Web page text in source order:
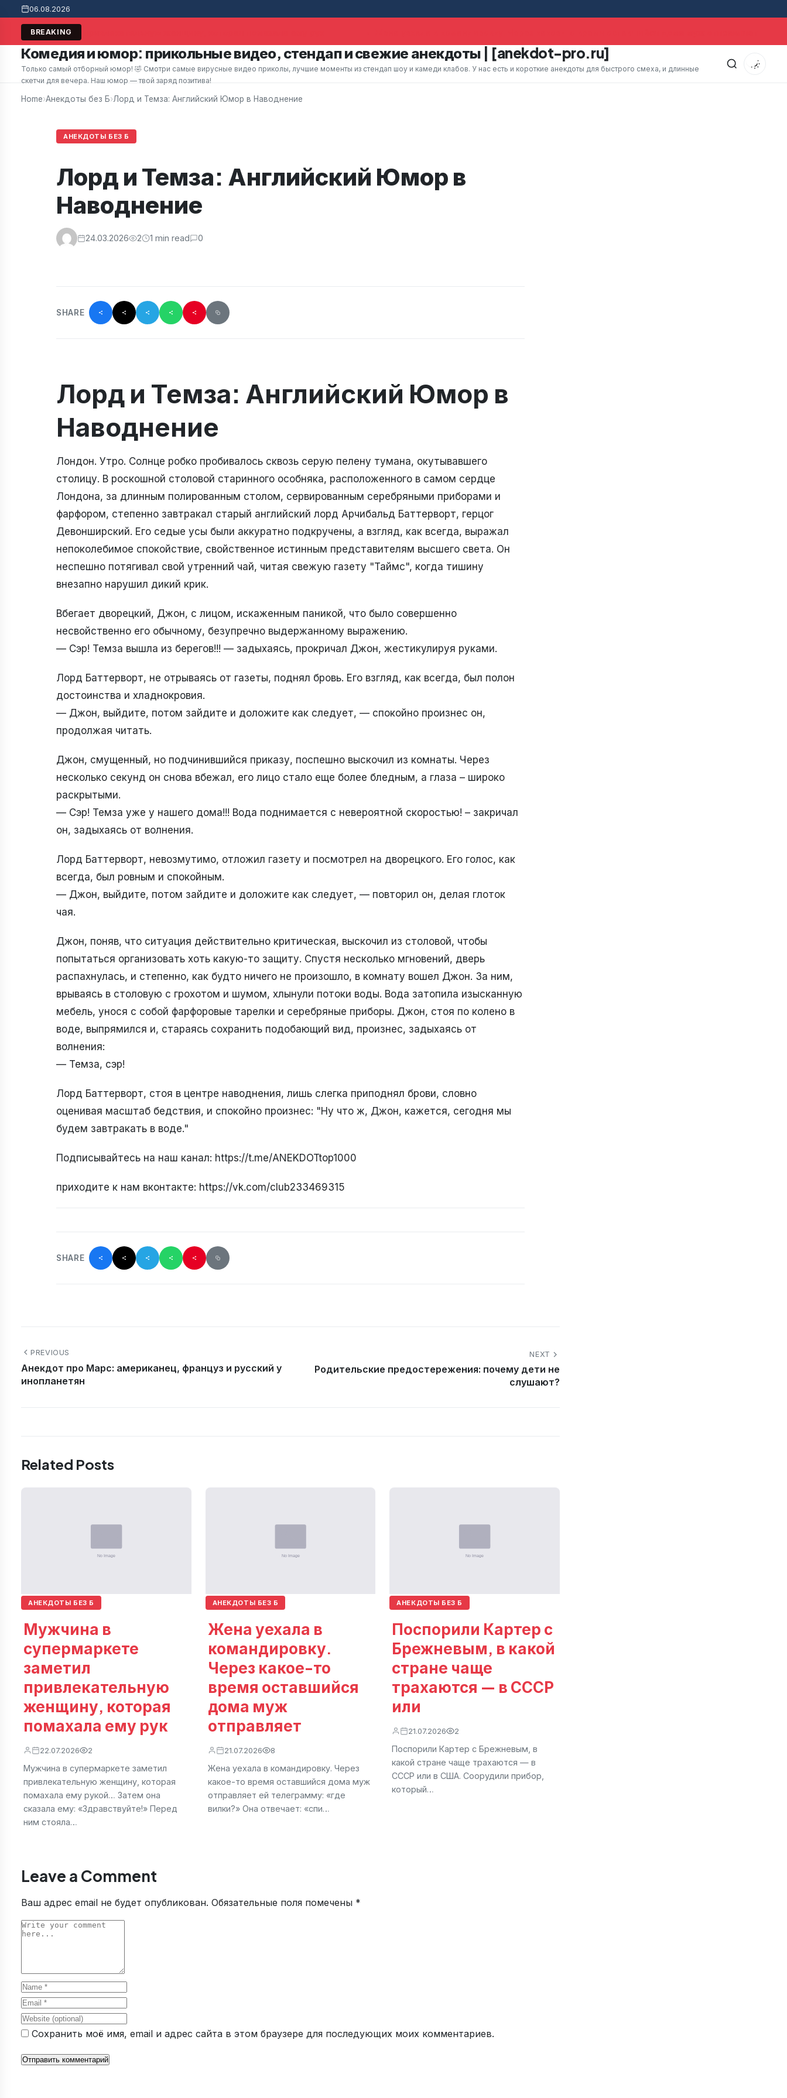
06.08.2026
BREAKING
заметил привлекательную женщину, которая помахала ему рук
Комедия и юмор: прикольные видео, стендап и свежие анекдоты | [anekdot-pro.ru]
Только самый отборный юмор! 🤣 Смотри самые вирусные видео приколы, лучшие моменты из стендап шоу и камеди клабов. У нас есть и короткие анекдоты для быстрого смеха, и длинные
скетчи для вечера. Наш юмор — твой заряд позитива!
Home›Анекдоты без Б›Лорд и Темза: Английский Юмор в Наводнение
АНЕКДОТЫ БЕЗ Б
Лорд и Темза: Английский Юмор в
Наводнение
24.03.2026 2 1 min read 0
SHARE
Лорд и Темза: Английский Юмор в
Наводнение
Лондон. Утро. Солнце робко пробивалось сквозь серую пелену тумана, окутывавшего
столицу. В роскошной столовой старинного особняка, расположенного в самом сердце
Лондона, за длинным полированным столом, сервированным серебряными приборами и
фарфором, степенно завтракал старый английский лорд Арчибальд Баттерворт, герцог
Девонширский. Его седые усы были аккуратно подкручены, а взгляд, как всегда, выражал
непоколебимое спокойствие, свойственное истинным представителям высшего света. Он
неспешно потягивал свой утренний чай, читая свежую газету "Таймс", когда тишину
внезапно нарушил дикий крик.
Вбегает дворецкий, Джон, с лицом, искаженным паникой, что было совершенно
несвойственно его обычному, безупречно выдержанному выражению.
— Сэр! Темза вышла из берегов!!! — задыхаясь, прокричал Джон, жестикулируя руками.
Лорд Баттерворт, не отрываясь от газеты, поднял бровь. Его взгляд, как всегда, был полон
достоинства и хладнокровия.
— Джон, выйдите, потом зайдите и доложите как следует, — спокойно произнес он,
продолжая читать.
Джон, смущенный, но подчинившийся приказу, поспешно выскочил из комнаты. Через
несколько секунд он снова вбежал, его лицо стало еще более бледным, а глаза – широко
раскрытыми.
— Сэр! Темза уже у нашего дома!!! Вода поднимается с невероятной скоростью! – закричал
он, задыхаясь от волнения.
Лорд Баттерворт, невозмутимо, отложил газету и посмотрел на дворецкого. Его голос, как
всегда, был ровным и спокойным.
— Джон, выйдите, потом зайдите и доложите как следует, — повторил он, делая глоток
чая.
Джон, поняв, что ситуация действительно критическая, выскочил из столовой, чтобы
попытаться организовать хоть какую-то защиту. Спустя несколько мгновений, дверь
распахнулась, и степенно, как будто ничего не произошло, в комнату вошел Джон. За ним,
врываясь в столовую с грохотом и шумом, хлынули потоки воды. Вода затопила изысканную
мебель, унося с собой фарфоровые тарелки и серебряные приборы. Джон, стоя по колено в
воде, выпрямился и, стараясь сохранить подобающий вид, произнес, задыхаясь от
волнения:
— Темза, сэр!
Лорд Баттерворт, стоя в центре наводнения, лишь слегка приподнял брови, словно
оценивая масштаб бедствия, и спокойно произнес: "Ну что ж, Джон, кажется, сегодня мы
будем завтракать в воде."
Подписывайтесь на наш канал: https://t.me/ANEKDOTtop1000
приходите к нам вконтакте: https://vk.com/club233469315
SHARE
PREVIOUS
Анекдот про Марс: американец, француз и русский у
инопланетян
NEXT
Родительские предостережения: почему дети не
слушают?
Related Posts
АНЕКДОТЫ БЕЗ Б
Мужчина в
супермаркете
заметил
привлекательную
женщину, которая
помахала ему рук
22.07.2026 2
Мужчина в супермаркете заметил
привлекательную женщину, которая
помахала ему рукой… Затем она
сказала ему: «Здравствуйте!» Перед
ним стояла…
АНЕКДОТЫ БЕЗ Б
Жена уехала в
командировку.
Через какое-то
время оставшийся
дома муж
отправляет
21.07.2026 8
Жена уехала в командировку. Через
какое-то время оставшийся дома муж
отправляет ей телеграмму: «где
вилки?» Она отвечает: «спи…
АНЕКДОТЫ БЕЗ Б
Поспорили Картер с
Брежневым, в какой
стране чаще
трахаются — в СССР
или
21.07.2026 2
Поспорили Картер с Брежневым, в
какой стране чаще трахаются — в
СССР или в США. Соорудили прибор,
который…
Leave a Comment
Ваш адрес email не будет опубликован. Обязательные поля помечены *
Comment
Name
Email
Website
Сохранить моё имя, email и адрес сайта в этом браузере для последующих моих комментариев.
Отправить комментарий